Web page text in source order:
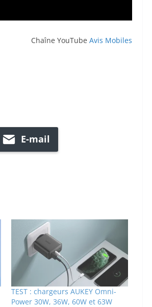
Chaîne YouTube Avis Mobiles
E-mail
TEST : chargeurs AUKEY Omni-
Power 30W, 36W, 60W et 63W